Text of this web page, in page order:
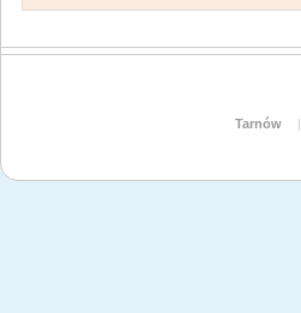
Tarnów |